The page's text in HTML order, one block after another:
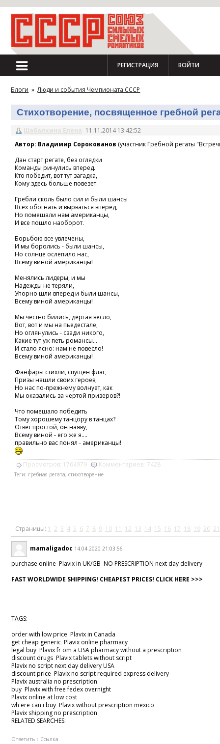
РЕГИСТРАЦИЯ ВОЙТИ
Блоги » Люди и события Чемпионата СССР
Стихотворение, посвященное гребной
Шабалкина Елена 11.11.2014 13:42:52
Автор: Владимир Сорокованов (участник Гребной регаты
Дан старт регате, без оглядки
Команды ринулись вперед.
Кто победит, вот тут загадка,
Кому здесь больше повезет.
Гребли сколь было сил и были шансы
Всех обогнать и вырваться вперед,
Но помешали нам американцы,
И все пошло наоборот.
Борьбою все увлечены,
И мы боролись - были шансы,
Но солнце ослепило нас,
Всему виной американцы!
Менялись лидеры, и мы
Надежды не теряли,
Упорно шли вперед и были шансы,
Всему виной американцы!
Мы честно бились, дергая весло,
Вот, вот и мы на пьедестале,
Но оглянулись - сзади никого,
Какие тут уж петь романсы...
И стало ясно: нам не повесло!
Всему виной американцы!
Фанфары стихли, спущен флаг,
Призы нашли своих героев,
Но нас по-прежнему волнует, как
Мы оказались за чертой призеров?!
Что помешало победить
Тому хорошему танцору в танцах?
Ответ простой, он наяву,
Всему виной - его же я....
правильно вас понял - американцы!
Просмотров: 1764979 Комментариев: 7428
Теги: гребная регата, стихотворение
Страницы: 1 2 3 4 5 6 7 8 9 10 11 12 13 14 15 16 17 18 19 20 21
mamaligadoc 14.04.2020 21:03:56
purchase online Plavix in UK/GB NO PRESCRIPTION next day delivery
FAST WORLDWIDE SHIPPING! CHEAPEST PRICES! CLICK HERE >>>
TAGS:
order with low price Plavix in Canada
get cheap generic Plavix online pharmacy
legal buy Plavix fr om a USA pharmacy without a prescription
discount drugs Plavix tablets without script
Plavix no script next day delivery USA
discount price Plavix no script required express delivery
Plavix australia no prescription
buy Plavix with free fedex overnight
Plavix online at low cost
wh ere can i buy Plavix without prescription mexico
Plavix shipping no prescription
RELATED SEARCHES:
Ответить Ссылка